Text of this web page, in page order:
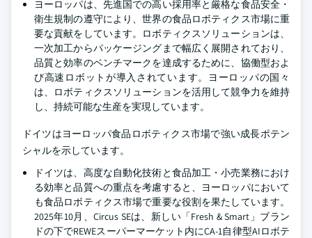
ヨーロッパは、先進国での高い採用率と厳格な食品安全・
衛生規制の遵守により、世界の食品ロボティクス市場に重
要な貢献をしています。ロボティクスソリューションは、
一次加工からパッケージングまで幅広く展開されており、
品質と効率のベンチマークを達成するために、協働型およ
び高速ロボットが導入されています。ヨーロッパの国々
は、ロボティクスソリューションを活用して競争力を維持
し、持続可能な生産を実現しています。
ドイツはヨーロッパ食品ロボティクス市場で強い成長ポテン
シャルを示しています。
ドイツは、高度な自動化技術と食品加工・小売業務におけ
る効率と品質への重点を考慮すると、ヨーロッパにおいて
も食品ロボティクス市場で重要な役割を果たしています。
2025年10月、Circus SEは、新しい「Fresh & Smart」ブラン
ドの下でREWEスーパーマーケット内にCA-1自律型AIロボテ